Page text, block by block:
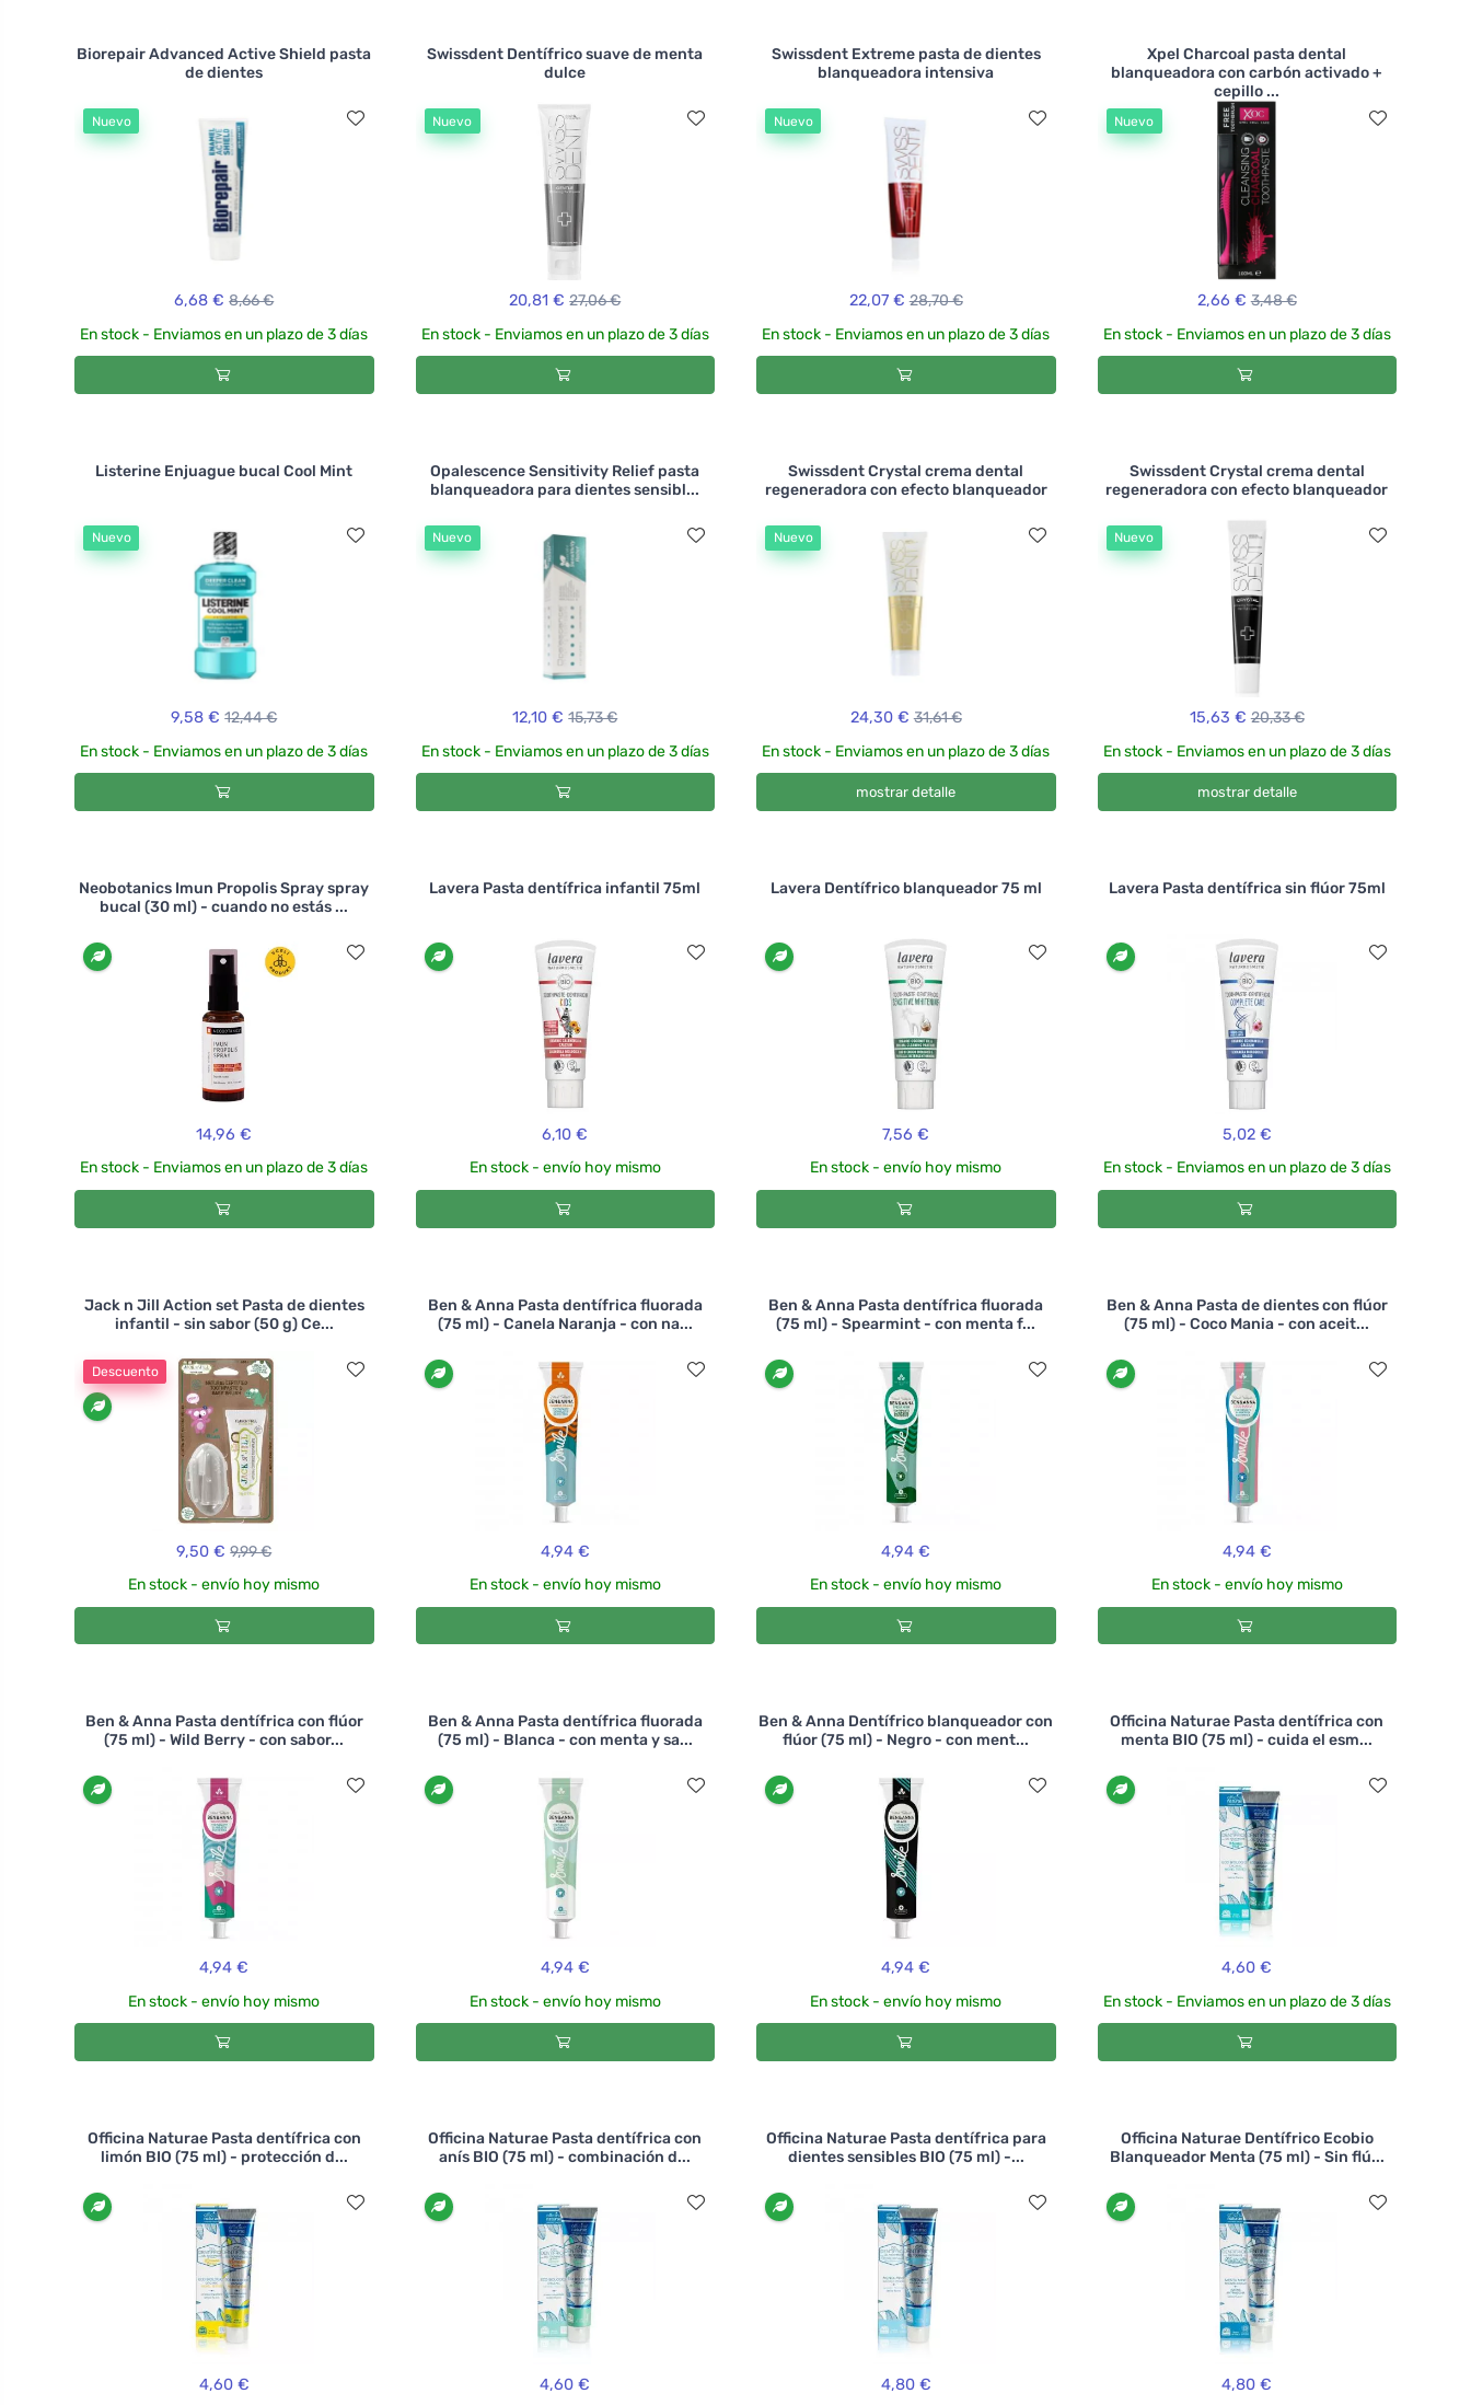
Biorepair Advanced Active Shield pasta
de dientes
Nuevo
6,68 € 8,66 €
En stock - Enviamos en un plazo de 3 días
Swissdent Dentífrico suave de menta
dulce
Nuevo
20,81 € 27,06 €
En stock - Enviamos en un plazo de 3 días
Swissdent Extreme pasta de dientes
blanqueadora intensiva
Nuevo
22,07 € 28,70 €
En stock - Enviamos en un plazo de 3 días
Xpel Charcoal pasta dental
blanqueadora con carbón activado +
cepillo ...
Nuevo
2,66 € 3,48 €
En stock - Enviamos en un plazo de 3 días
Listerine Enjuague bucal Cool Mint
Nuevo
9,58 € 12,44 €
En stock - Enviamos en un plazo de 3 días
Opalescence Sensitivity Relief pasta
blanqueadora para dientes sensibl...
Nuevo
12,10 € 15,73 €
En stock - Enviamos en un plazo de 3 días
Swissdent Crystal crema dental
regeneradora con efecto blanqueador
Nuevo
24,30 € 31,61 €
En stock - Enviamos en un plazo de 3 días
mostrar detalle
Swissdent Crystal crema dental
regeneradora con efecto blanqueador
Nuevo
15,63 € 20,33 €
En stock - Enviamos en un plazo de 3 días
mostrar detalle
Neobotanics Imun Propolis Spray spray
bucal (30 ml) - cuando no estás ...
14,96 €
En stock - Enviamos en un plazo de 3 días
Lavera Pasta dentífrica infantil 75ml
6,10 €
En stock - envío hoy mismo
Lavera Dentífrico blanqueador 75 ml
7,56 €
En stock - envío hoy mismo
Lavera Pasta dentífrica sin flúor 75ml
5,02 €
En stock - Enviamos en un plazo de 3 días
Jack n Jill Action set Pasta de dientes
infantil - sin sabor (50 g) Ce...
Descuento
9,50 € 9,99 €
En stock - envío hoy mismo
Ben & Anna Pasta dentífrica fluorada
(75 ml) - Canela Naranja - con na...
4,94 €
En stock - envío hoy mismo
Ben & Anna Pasta dentífrica fluorada
(75 ml) - Spearmint - con menta f...
4,94 €
En stock - envío hoy mismo
Ben & Anna Pasta de dientes con flúor
(75 ml) - Coco Mania - con aceit...
4,94 €
En stock - envío hoy mismo
Ben & Anna Pasta dentífrica con flúor
(75 ml) - Wild Berry - con sabor...
4,94 €
En stock - envío hoy mismo
Ben & Anna Pasta dentífrica fluorada
(75 ml) - Blanca - con menta y sa...
4,94 €
En stock - envío hoy mismo
Ben & Anna Dentífrico blanqueador con
flúor (75 ml) - Negro - con ment...
4,94 €
En stock - envío hoy mismo
Officina Naturae Pasta dentífrica con
menta BIO (75 ml) - cuida el esm...
4,60 €
En stock - Enviamos en un plazo de 3 días
Officina Naturae Pasta dentífrica con
limón BIO (75 ml) - protección d...
4,60 €
Officina Naturae Pasta dentífrica con
anís BIO (75 ml) - combinación d...
4,60 €
Officina Naturae Pasta dentífrica para
dientes sensibles BIO (75 ml) -...
4,80 €
Officina Naturae Dentífrico Ecobio
Blanqueador Menta (75 ml) - Sin flú...
4,80 €